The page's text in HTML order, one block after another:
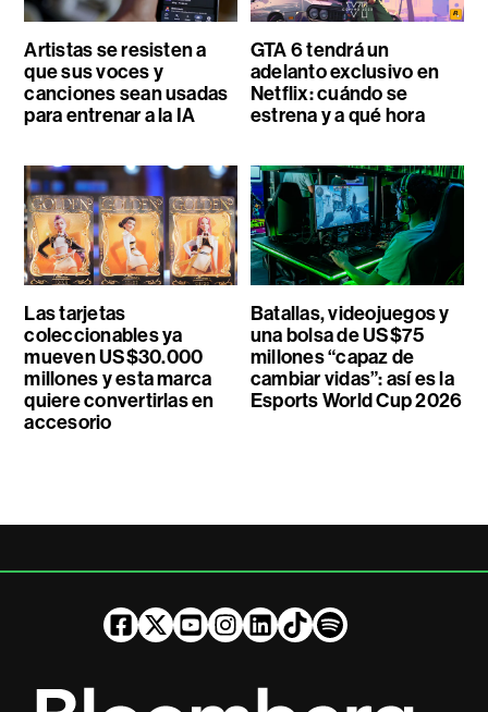
Artistas se resisten a
que sus voces y
canciones sean usadas
para entrenar a la IA
GTA 6 tendrá un
adelanto exclusivo en
Netflix: cuándo se
estrena y a qué hora
Las tarjetas
coleccionables ya
mueven US$30.000
millones y esta marca
quiere convertirlas en
accesorio
Batallas, videojuegos y
una bolsa de US$75
millones “capaz de
cambiar vidas”: así es la
Esports World Cup 2026